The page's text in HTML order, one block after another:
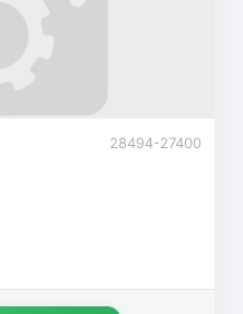
28494-27400